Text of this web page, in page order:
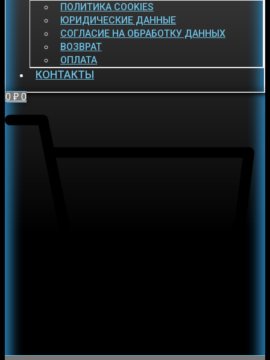
ПОЛИТИКА COOKIES
ЮРИДИЧЕСКИЕ ДАННЫЕ
СОГЛАСИЕ НА ОБРАБОТКУ ДАННЫХ
ВОЗВРАТ
ОПЛАТА
КОНТАКТЫ
0 ₽ 0